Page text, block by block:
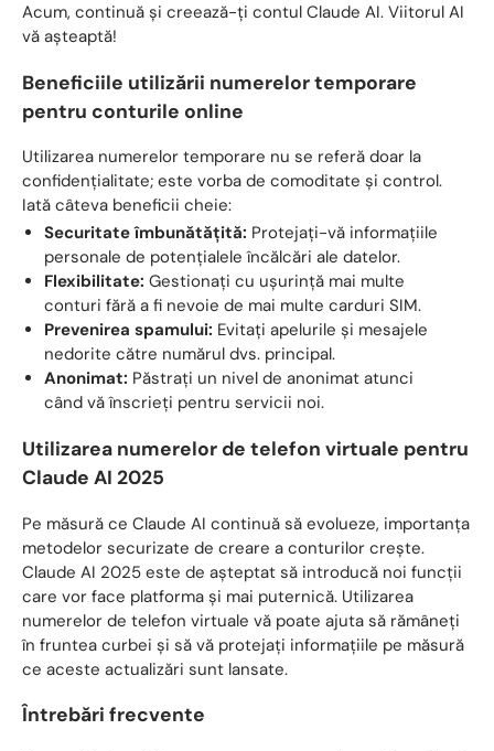
Acum, continuă și creează-ți contul Claude AI. Viitorul AI
vă așteaptă!
Beneficiile utilizării numerelor temporare
pentru conturile online
Utilizarea numerelor temporare nu se referă doar la
confidențialitate; este vorba de comoditate și control.
Iată câteva beneficii cheie:
Securitate îmbunătățită: Protejați-vă informațiile
personale de potențialele încălcări ale datelor.
Flexibilitate: Gestionați cu ușurință mai multe
conturi fără a fi nevoie de mai multe carduri SIM.
Prevenirea spamului: Evitați apelurile și mesajele
nedorite către numărul dvs. principal.
Anonimat: Păstrați un nivel de anonimat atunci
când vă înscrieți pentru servicii noi.
Utilizarea numerelor de telefon virtuale pentru
Claude AI 2025
Pe măsură ce Claude AI continuă să evolueze, importanța
metodelor securizate de creare a conturilor crește.
Claude AI 2025 este de așteptat să introducă noi funcții
care vor face platforma și mai puternică. Utilizarea
numerelor de telefon virtuale vă poate ajuta să rămâneți
în fruntea curbei și să vă protejați informațiile pe măsură
ce aceste actualizări sunt lansate.
Întrebări frecvente